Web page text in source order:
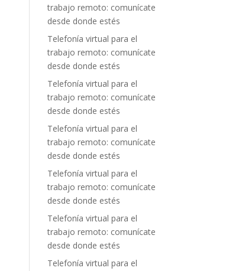
trabajo remoto: comunícate
desde donde estés
Telefonía virtual para el
trabajo remoto: comunícate
desde donde estés
Telefonía virtual para el
trabajo remoto: comunícate
desde donde estés
Telefonía virtual para el
trabajo remoto: comunícate
desde donde estés
Telefonía virtual para el
trabajo remoto: comunícate
desde donde estés
Telefonía virtual para el
trabajo remoto: comunícate
desde donde estés
Telefonía virtual para el